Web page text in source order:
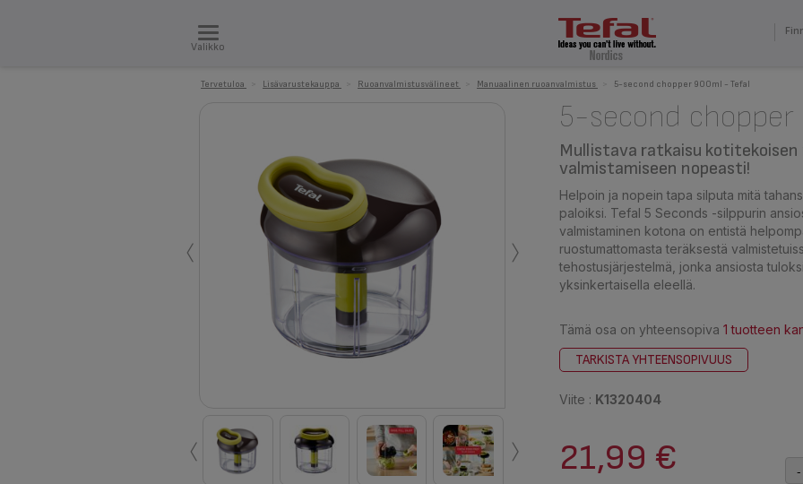
Valikko
Tervetuloa Lisävarustekauppa Ruoanvalmistusvälineet Manuaalinen ruoanvalmistus 5-second chopper 900ml - Tefal
‹ ›
‹ ›
5-second
Mullistava ratkaisu kotitekoisen
valmistamiseen nopeasti!
Helpoin ja nopein tapa silputa mitä
paloiksi. Tefal 5 Seconds -silppurin
valmistaminen kotona on entistä
ruostumattomasta teräksestä
tehostusjärjestelmä, jonka ansiosta
yksinkertaisella eleellä.
Tämä osa on yhteensopiva 1 tuotteen
TARKISTA YHTEENSOPIVUUS
Viite : K1320404
21,99 € -